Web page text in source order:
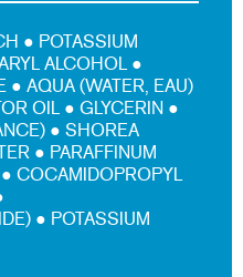
● POTASSIUM
ALCOHOL ●
● AQUA (WATER, EAU)
OIL ● GLYCERIN ●
● SHOREA
● PARAFFINUM
COCAMIDOPROPYL
● POTASSIUM